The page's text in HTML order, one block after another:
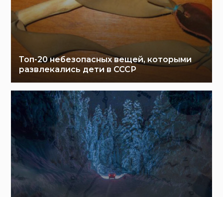
Топ-20 небезопасных вещей, которыми
развлекались дети в СССР